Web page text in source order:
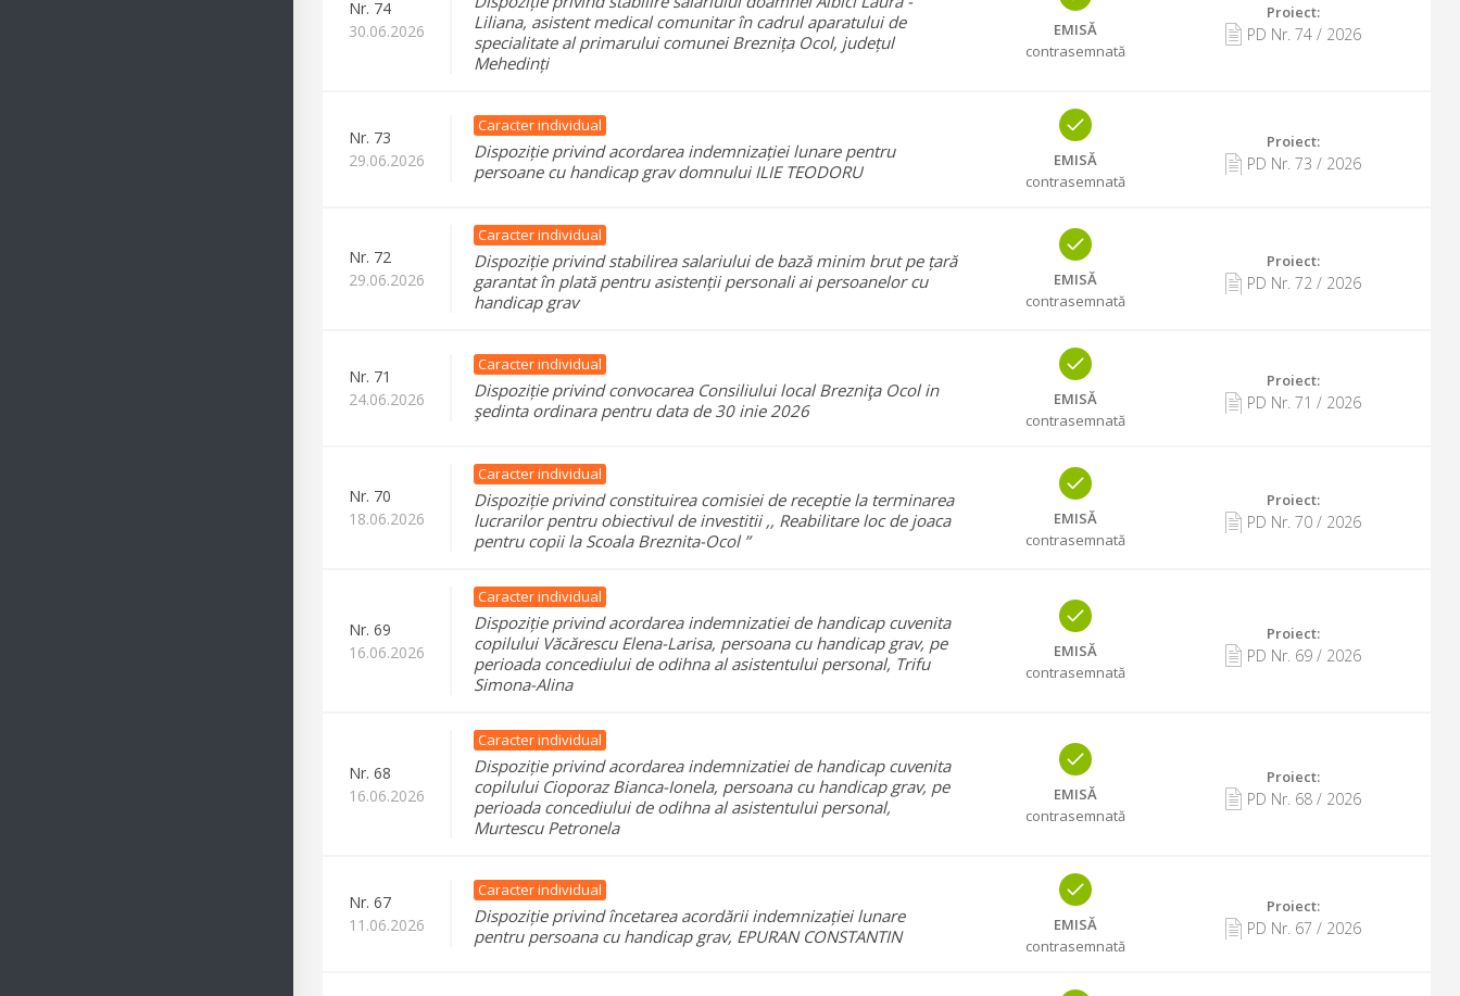
Nr. 74
30.06.2026
Liliana, asistent medical comunitar în cadrul aparatului de
specialitate al primarului comunei Breznița Ocol, județul
Mehedinți
EMISĂ
contrasemnată
Proiect:
PD Nr. 74/ 2026
Nr. 73
29.06.2026
Caracter individual
Dispoziție privind acordarea indemnizației lunare pentru
persoane cu handicap grav domnului ILIE TEODORU
EMISĂ
contrasemnată
Proiect:
PD Nr. 73 / 2026
Nr. 72
29.06.2026
Caracter individual
Dispoziție privind stabilirea salariului de bază minim brut pe țară
garantat în plată pentru asistenții personali ai persoanelor cu
handicap grav
EMISĂ
contrasemnată
Proiect:
PD Nr. 72/ 2026
Nr. 71
24.06.2026
Caracter individual
Dispoziție privind convocarea Consiliului local Brezniţa Ocol in
şedinta ordinara pentru data de 30 inie 2026
EMISĂ
contrasemnată
Proiect:
PD Nr. 71 / 2026
Nr. 70
18.06.2026
Caracter individual
Dispoziție privind constituirea comisiei de receptie la terminarea
lucrarilor pentru obiectivul de investitii ,, Reabilitare loc de joaca
pentru copii la Scoala Breznita-Ocol ”
EMISĂ
contrasemnată
Proiect:
PD Nr. 70/ 2026
Nr. 69
16.06.2026
Caracter individual
Dispoziție privind acordarea indemnizatiei de handicap cuvenita
copilului Văcărescu Elena-Larisa, persoana cu handicap grav, pe
perioada concediului de odihna al asistentului personal, Trifu
Simona-Alina
EMISĂ
contrasemnată
Proiect:
PD Nr. 69/ 2026
Nr. 68
16.06.2026
Caracter individual
Dispoziție privind acordarea indemnizatiei de handicap cuvenita
copilului Cioporaz Bianca-Ionela, persoana cu handicap grav, pe
perioada concediului de odihna al asistentului personal,
Murtescu Petronela
EMISĂ
contrasemnată
Proiect:
PD Nr. 68/ 2026
Nr. 67
11.06.2026
Caracter individual
Dispoziție privind încetarea acordării indemnizației lunare
pentru persoana cu handicap grav, EPURAN CONSTANTIN
EMISĂ
contrasemnată
Proiect:
PD Nr. 67 / 2026